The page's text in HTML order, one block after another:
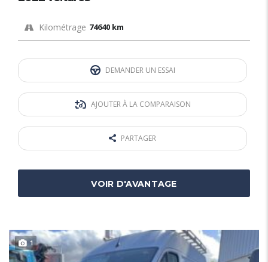
Kilométrage 74640 km
DEMANDER UN ESSAI
AJOUTER À LA COMPARAISON
PARTAGER
VOIR D'AVANTAGE
1